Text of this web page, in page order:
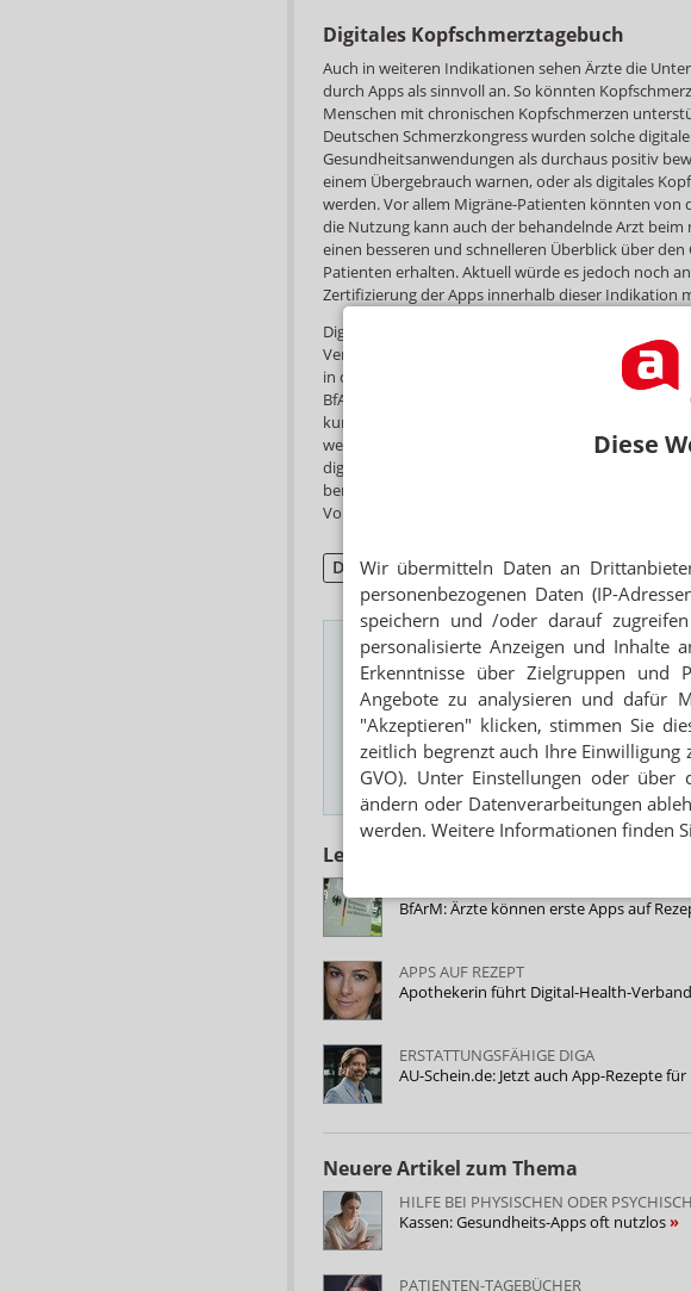
Diese
Wir übermitteln Daten an
personenbezogenen Daten (IP-
speichern und /oder darauf
personalisierte Anzeigen und Inhalte
Erkenntnisse über Zielgruppen und
Angebote zu analysieren und dafür
"Akzeptieren" klicken, stimmen Sie
zeitlich begrenzt auch Ihre Einwilligung
GVO). Unter Einstellungen oder über
ändern oder Datenverarbeitungen
werden. Weitere Informationen finden
Digitales Kopfschmerztagebuch
Auch in weiteren Indikationen sehen Ärzte die
durch Apps als sinnvoll an. So könnten
Menschen mit chronischen Kopfschmerzen
Deutschen Schmerzkongress wurden solche
Gesundheitsanwendungen als durchaus positiv
einem Übergebrauch warnen, oder als digitales
werden. Vor allem Migräne-Patienten könnten von
die Nutzung kann auch der behandelnde Arzt
einen besseren und schnelleren Überblick über
Patienten erhalten. Aktuell würde es jedoch noch
Zertifizierung der Apps innerhalb dieser Indikation
Digitale Anwendungen werden nach erfolgreicher
Verzeichnis aufgenommen. Aktuell befinden sich 21
in der Prüfung. Für weitere rund 75 Anwendungen
BfArM bereits Beratungsgespräche mit den
kurzfristig weitere Anwendungen in die Prüfung und
werden. Damit ein Hersteller beim BfArM einen
digitalen Anwendung ins DiGA-Verzeichnis stellen
bereits zuvor als Medizinprodukt CE-zertifiziert
Voraussetzungen für das Inverkehrbringen als
Digital
Das Wichtigste des Tages direkt in Ihr
E-MAIL ADRESSE
Hinweis zum Newsletter &
Lesen Sie auch
BfArM: Ärzte können erste Apps auf
APPS AUF REZEPT
Apothekerin führt Digital-Health-Verband
ERSTATTUNGSFÄHIGE DIGA
AU-Schein.de: Jetzt auch App-Rezepte für
Neuere Artikel zum Thema
HILFE BEI PHYSISCHEN ODER
Kassen: Gesundheits-Apps oft nutzlos
PATIENTEN-TAGEBÜCHER